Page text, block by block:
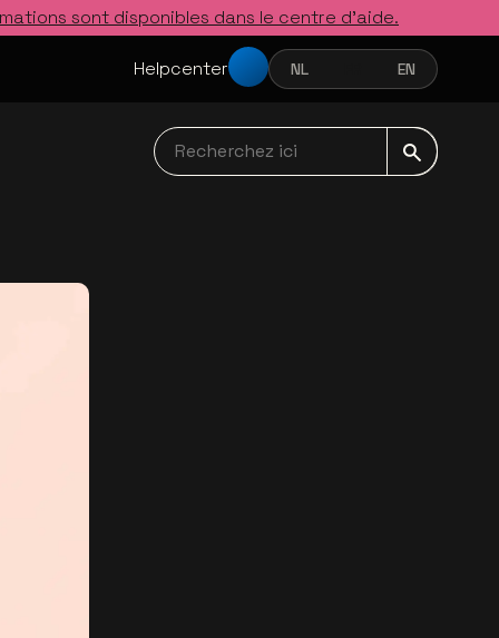
sont disponibles dans le centre d’aide.
Helpcenter NEDERLANDS
NL FRANÇAISENGLISH
EN
Recherchez ici navbar